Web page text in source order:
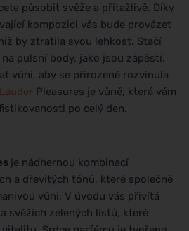
působit svěže a přitažlivě. Díky
kompozici vás bude provázet
by ztratila svou lehkost. Stačí
pulsní body, jako jsou zápěstí,
vůni, aby se přirozeně rozvinula
Pleasures je vůně, která vám
po celý den.
je nádhernou kombinací
a dřevitých tónů, které společně
vůni. V úvodu vás přivítá
svěžích zelených listů, které